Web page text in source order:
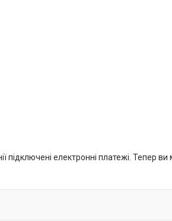
підключені електронні платежі. Тепер